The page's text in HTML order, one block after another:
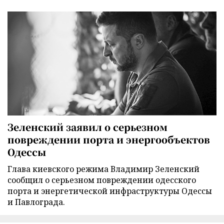
Зеленский заявил о серьезном
повреждении порта и энергообъектов
Одессы
Глава киевского режима Владимир Зеленский
сообщил о серьезном повреждении одесского
порта и энергетической инфраструктуры Одессы
и Павлограда.